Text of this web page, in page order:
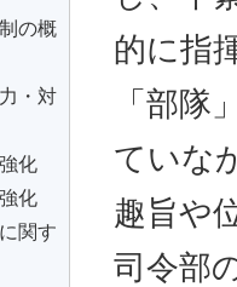
の概
・対
化
化
関す
的に指
「部
ていな
趣旨や
司令部